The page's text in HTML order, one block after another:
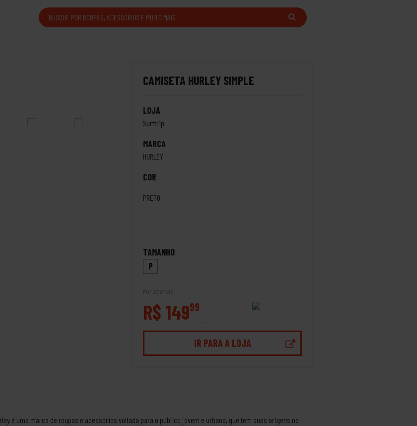
CAMISETA HURLEY SIMPLE
LOJA
Surftrip
MARCA
HURLEY
COR
PRETO
TAMANHO
P
Por apenas
R$ 14999
IR PARA A LOJA
é uma marca de roupas e acessórios voltada para o público jovem e urbano, que tem suas origens no